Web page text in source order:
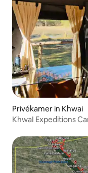
Privékamer in Khwai
KhwaI Expeditions